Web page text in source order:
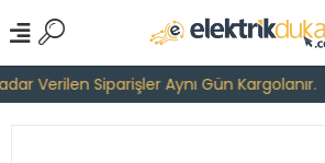
Verilen Siparişler Aynı Gün Kargolanır.